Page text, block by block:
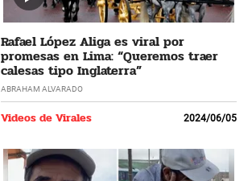
Rafael López Aliga es viral por
promesas en Lima: “Queremos traer
calesas tipo Inglaterra”
ABRAHAM ALVARADO
Videos de Virales 2024/06/05